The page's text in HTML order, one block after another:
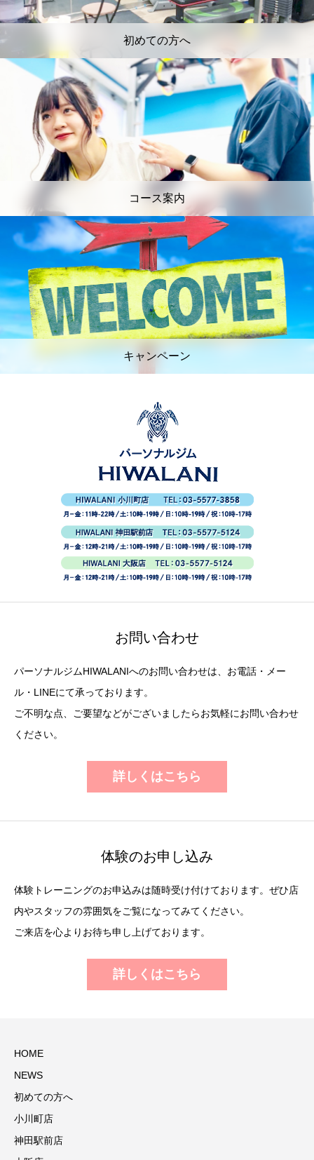
初めての方へ
コース案内
キャンペーン
お問い合わせ
パーソナルジムHIWALANIへのお問い合わせは、お電話・メー
ル・LINEにて承っております。
ご不明な点、ご要望などがございましたらお気軽にお問い合わせ
ください。
詳しくはこちら
体験のお申し込み
体験トレーニングのお申込みは随時受け付けております。ぜひ店
内やスタッフの雰囲気をご覧になってみてください。
ご来店を心よりお待ち申し上げております。
詳しくはこちら
HOME
NEWS
初めての方へ
小川町店
神田駅前店